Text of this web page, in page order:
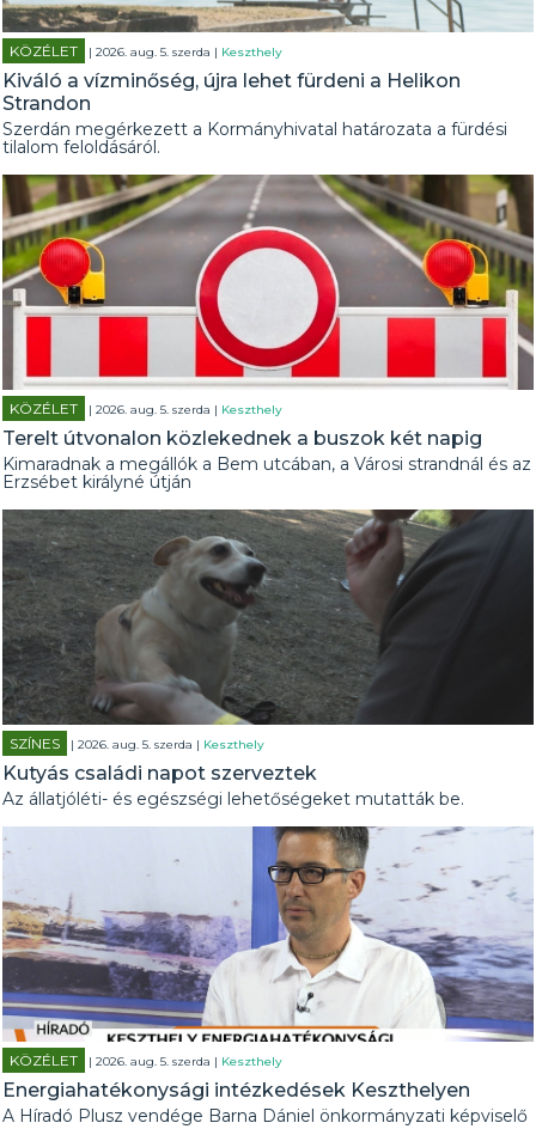
KÖZÉLET | 2026. aug. 5. szerda | Keszthely
Kiváló a vízminőség, újra lehet fürdeni a Helikon
Strandon
Szerdán megérkezett a Kormányhivatal határozata a fürdési
tilalom feloldásáról.
KÖZÉLET | 2026. aug. 5. szerda | Keszthely
Terelt útvonalon közlekednek a buszok két napig
Kimaradnak a megállók a Bem utcában, a Városi strandnál és az
Erzsébet királyné útján
SZÍNES | 2026. aug. 5. szerda | Keszthely
Kutyás családi napot szerveztek
Az állatjóléti- és egészségi lehetőségeket mutatták be.
KÖZÉLET | 2026. aug. 5. szerda | Keszthely
Energiahatékonysági intézkedések Keszthelyen
A Híradó Plusz vendége Barna Dániel önkormányzati képviselő